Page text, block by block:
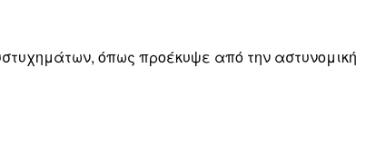
όπως προέκυψε από την αστυνομική